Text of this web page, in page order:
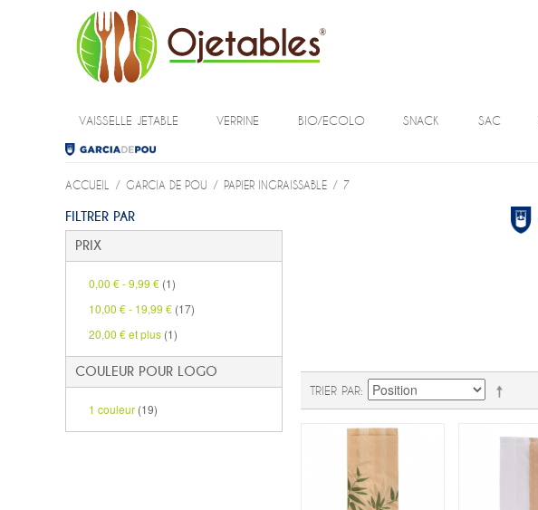
VAISSELLE JETABLE VERRINE BIO/ECOLO SNACK SAC
ACCUEIL / GARCIA DE POU / PAPIER INGRAISSABLE / 7
FILTRER PAR
PRIX
0,00 €-9,99 € (1)
10,00 €- 19,99 € (17)
20,00 €et plus (1)
COULEUR POUR LOGO
1 couleur (19)
TRIER PAR